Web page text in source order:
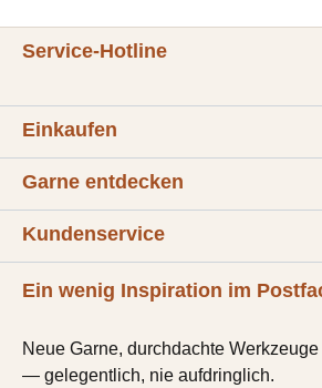
Service-Hotline
Einkaufen
Garne entdecken
Kundenservice
Ein wenig Inspiration im
Neue Garne, durchdachte
— gelegentlich, nie aufdringlich.